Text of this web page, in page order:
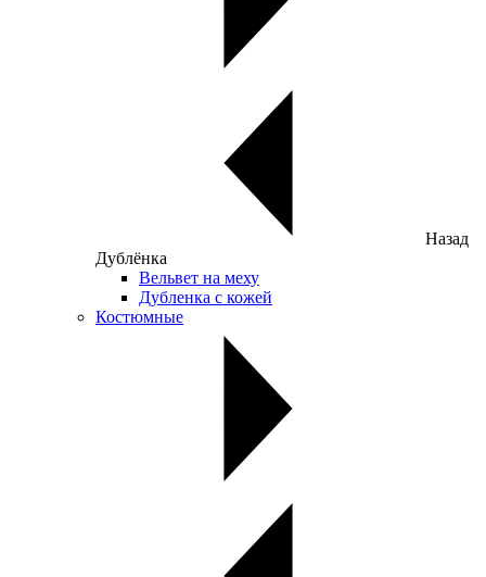
Назад
Дублёнка
Вельвет на меху
Дубленка с кожей
Костюмные